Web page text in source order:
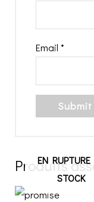
Email*
Produits
EN RUPTURE
STOCK